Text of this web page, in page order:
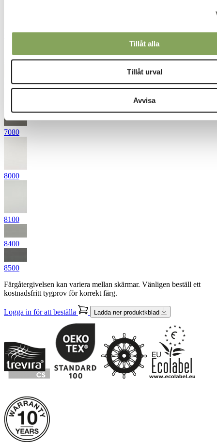
Tillåt alla
Tillåt urval
Avvisa
6402
6710
6927
7080
8000
8100
8400
8500
Färgåtergivelsen kan variera mellan skärmar. Vänligen beställ ett
kostnadsfritt tygprov för korrekt färg.
Logga in för att beställa Ladda ner produktkblad